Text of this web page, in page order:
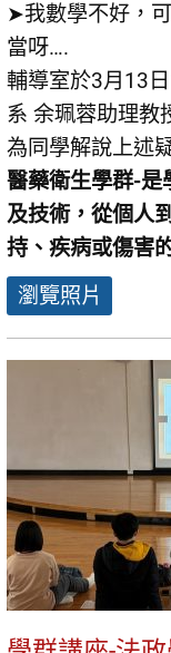
➤我數學不好，
當呀….
輔導室於3月13
系 余珮蓉助理教
為同學解說上述
醫藥衛生學群-是
及技術，從個人
持、疾病或傷害
瀏覽照片